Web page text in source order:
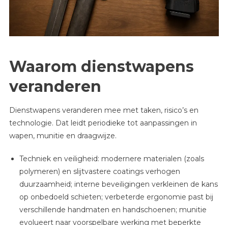
Waarom dienstwapens
veranderen
Dienstwapens veranderen mee met taken, risico’s en
technologie. Dat leidt periodieke tot aanpassingen in
wapen, munitie en draagwijze.
Techniek en veiligheid: modernere materialen (zoals
polymeren) en slijtvastere coatings verhogen
duurzaamheid; interne beveiligingen verkleinen de kans
op onbedoeld schieten; verbeterde ergonomie past bij
verschillende handmaten en handschoenen; munitie
evolueert naar voorspelbare werking met beperkte